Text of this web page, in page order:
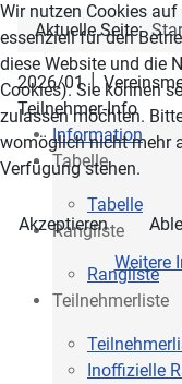
Aktuelle Seite:
2026/01 │
Teilnehmer-Info
Information
Tabelle
Tabelle
Rangliste
Rangliste
Teilnehmerliste
Inoffizielle
Wir nutzen Cookies
essenziell für den
diese Website und die
Cookies). Sie können
zulassen möchten.
womöglich nicht mehr
Verfügung stehen.
Akzeptieren
Weitere